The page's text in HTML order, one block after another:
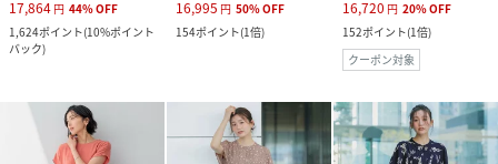
17,864 円 44%OFF
1,624ポイント(10%ポイント
バック)
16,995 円 50%OFF
154ポイント(1倍)
16,720 円 20%OFF
152ポイント(1倍)
クーポン対象